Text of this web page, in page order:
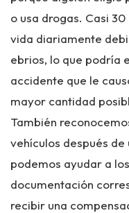
o usa drogas. Casi
vida diariamente
ebrios, lo que podría
accidente que le
mayor cantidad
También
vehículos después
podemos ayudar a
documentación
recibir una